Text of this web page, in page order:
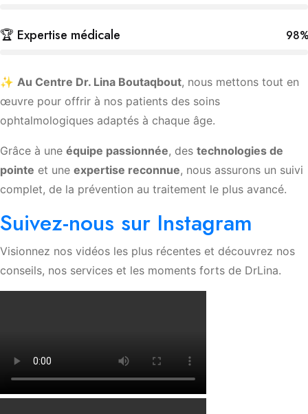
🏆 Expertise médicale
✨ Au Centre Dr. Lina Boutaqbout, nous mettons tout en
œuvre pour offrir à nos patients des soins
ophtalmologiques adaptés à chaque âge.
Grâce à une équipe passionnée, des technologies de
pointe et une expertise reconnue, nous assurons un suivi
complet, de la prévention au traitement le plus avancé.
Suivez-nous sur Instagram
Visionnez nos vidéos les plus récentes et découvrez nos
conseils, nos services et les moments forts de DrLina.